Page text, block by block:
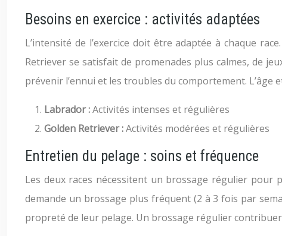
Besoins en exercice : activités adaptées
L’intensité de l’exercice doit être adaptée à chaque
Retriever se satisfait de promenades plus calmes, de
prévenir l’ennui et les troubles du comportement. L’âge
Labrador :Activités intenses et régulières
Golden Retriever :Activités modérées et régulières
Entretien du pelage : soins et fréquence
Les deux races nécessitent un brossage régulier pour
demande un brossage plus fréquent (2 à 3 fois par
propreté de leur pelage. Un brossage régulier